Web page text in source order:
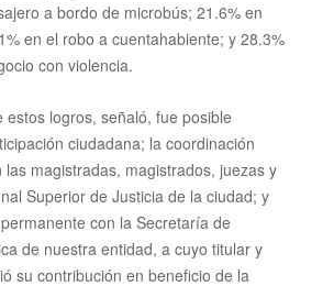
a bordo de microbús; 21.6% en
en el robo a cuentahabiente; y 28.3%
con violencia.
estos logros, señaló, fue posible
ciudadana; la coordinación
las magistradas, magistrados, juezas y
Superior de Justicia de la ciudad; y
con la Secretaría de
de nuestra entidad, a cuyo titular y
su contribución en beneficio de la